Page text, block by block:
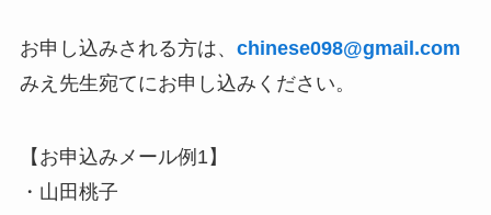
お申し込みされる方は、 chinese098@gmail.com
みえ先生宛てにお申し込みください。
【お申込みメール例1】
・山田桃子